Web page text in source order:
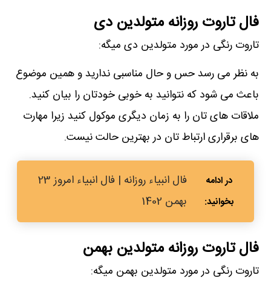
فال تاروت روزانه متولدین دی
تاروت رنگی در مورد متولدین دی میگه:
به نظر می رسد حس و حال مناسبی ندارید و همین موضوع
باعث می شود که نتوانید به خوبی خودتان را بیان کنید.
ملاقات های تان را به زمان دیگری موکول کنید زیرا مهارت
های برقراری ارتباط تان در بهترین حالت نیست.
فال انبیاء روزانه | فال انبیاء امروز 23
بهمن 1402
فال تاروت روزانه متولدین بهمن
تاروت رنگی در مورد متولدین بهمن میگه: